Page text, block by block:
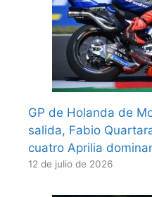
GP de Holanda de
salida, Fabio
cuatro Aprilia
12 de julio de 2026